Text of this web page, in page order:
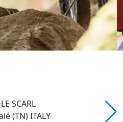
SCARL
(TN) ITALY